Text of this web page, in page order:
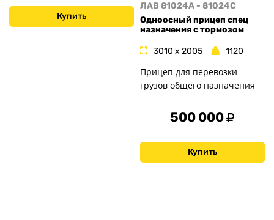
Купить
ЛАВ 81024A - 81024C
Одноосный прицеп спец
назначения с тормозом
3010 x 2005 1120
Прицеп для перевозки
грузов общего назначения
500 000
Купить